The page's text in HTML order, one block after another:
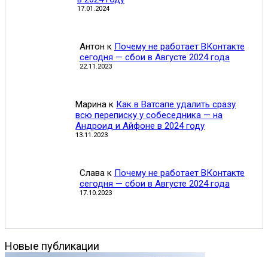
17.01.2024
Антон к Почему не работает ВКонтакте
сегодня — сбои в Августе 2024 года
22.11.2023
Марина к Как в Ватсапе удалить сразу
всю переписку у собеседника — на
Андроид и Айфоне в 2024 году
13.11.2023
Славак Почему не работает ВКонтакте
сегодня — сбои в Августе 2024 года
17.10.2023
Новые публикации